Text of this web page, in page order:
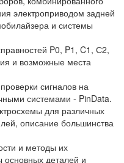
электроприводом задней
и системы
P0, P1, C1, С2,
и возможные места
сигналов на
системами - PinData.
для различных
описание большинства
и методы их
деталей и